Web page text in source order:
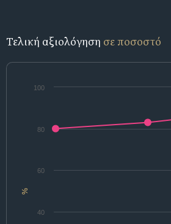
Τελική αξιολόγηση σε ποσοστό
%
40
60
80
100